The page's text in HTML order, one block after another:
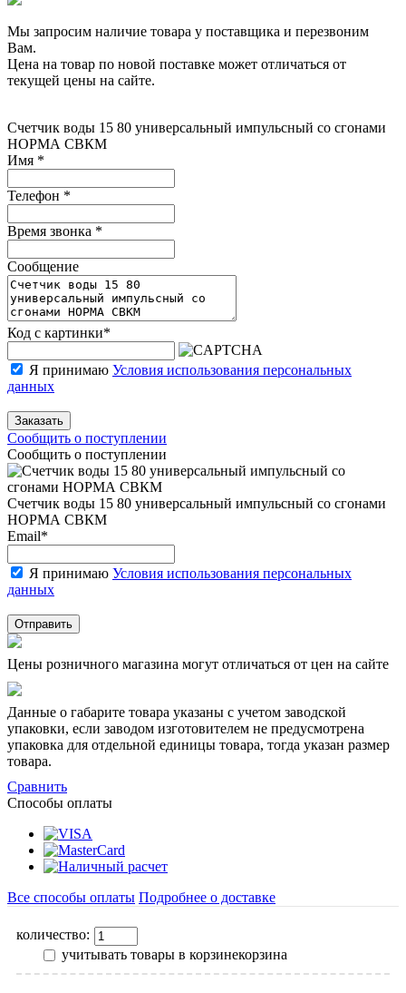
Мы запросим наличие товара у поставщика и перезвоним
Вам.
Цена на товар по новой поставке может отличаться от
текущей цены на сайте.
Счетчик воды 15 80 универсальный импульсный со сгонами
НОРМА СВКМ
Имя *
Телефон *
Время звонка *
Сообщение
Код с картинки*
Я принимаю Условия использования персональных
данных
Заказать
Сообщить о поступлении
Сообщить о поступлении
Счетчик воды 15 80 универсальный импульсный со сгонами
НОРМА СВКМ
Email*
Я принимаю Условия использования персональных
данных
Отправить
Цены розничного магазина могут отличаться от цен на сайте
Данные о габарите товара указаны с учетом заводской
упаковки, если заводом изготовителем не предусмотрена
упаковка для отдельной единицы товара, тогда указан размер
товара.
Сравнить
Способы оплаты
Все способы оплаты Подробнее о доставке
количество:
учитывать товары в корзинекорзина